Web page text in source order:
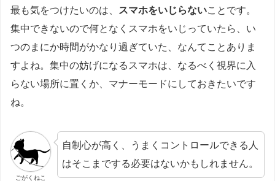
最も気をつけたいのは、 スマホをいじらないことです。
集中できないので何となくスマホをいじっていたら、い
つのまにか時間がかなり過ぎていた、なんてことありま
すよね。集中の妨げになるスマホは、なるべく視界に入
らない場所に置くか、マナーモードにしておきたいです
ね。
ごがくねこ
自制心が高く、うまくコントロールできる人
はそこまでする必要はないかもしれません。